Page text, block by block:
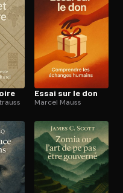
sur le code. C'est gratuit à
Essai sur le don
Marcel Mauss